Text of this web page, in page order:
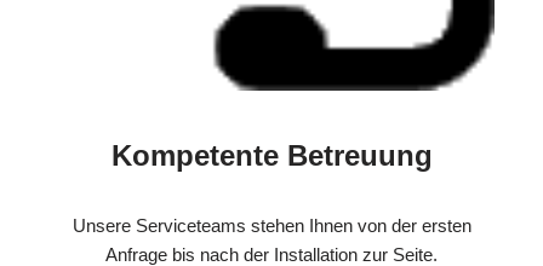
Kompetente Betreuung
Unsere Serviceteams stehen Ihnen von der ersten
Anfrage bis nach der Installation zur Seite.